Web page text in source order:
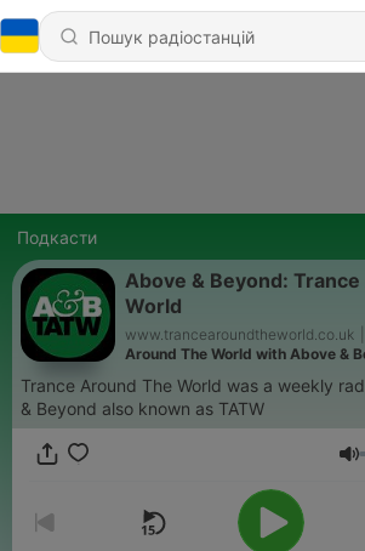
Подкасти
Above & Beyond:
World
www.trancearoundtheworld.co.uk
Around The World with Above &
Trance Around The World was a weekly
& Beyond also known as TATW